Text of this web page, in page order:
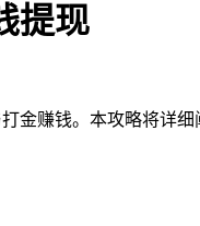
提现
赚钱。本攻略将详